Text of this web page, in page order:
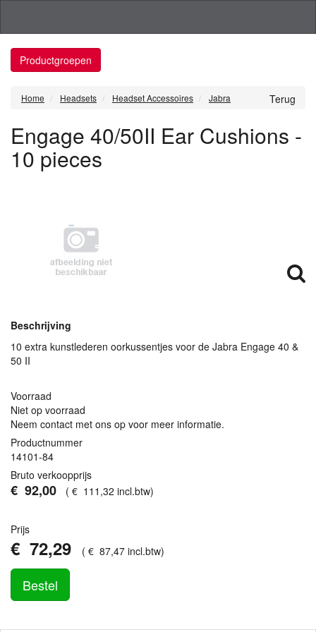
Productgroepen
Terug
Home Headsets Headset Accessoires Jabra
Engage 40/50II Ear Cushions -
10 pieces
Beschrijving
10 extra kunstlederen oorkussentjes voor de Jabra Engage 40 &
50 II
Voorraad
Niet op voorraad
Neem contact met ons op voor meer informatie.
Productnummer
14101-84
Bruto verkoopprijs
€ 92,00 ( € 111 ,32 incl.btw)
Prijs
€ 72,29 ( € 87,47 incl.btw)
Bestel